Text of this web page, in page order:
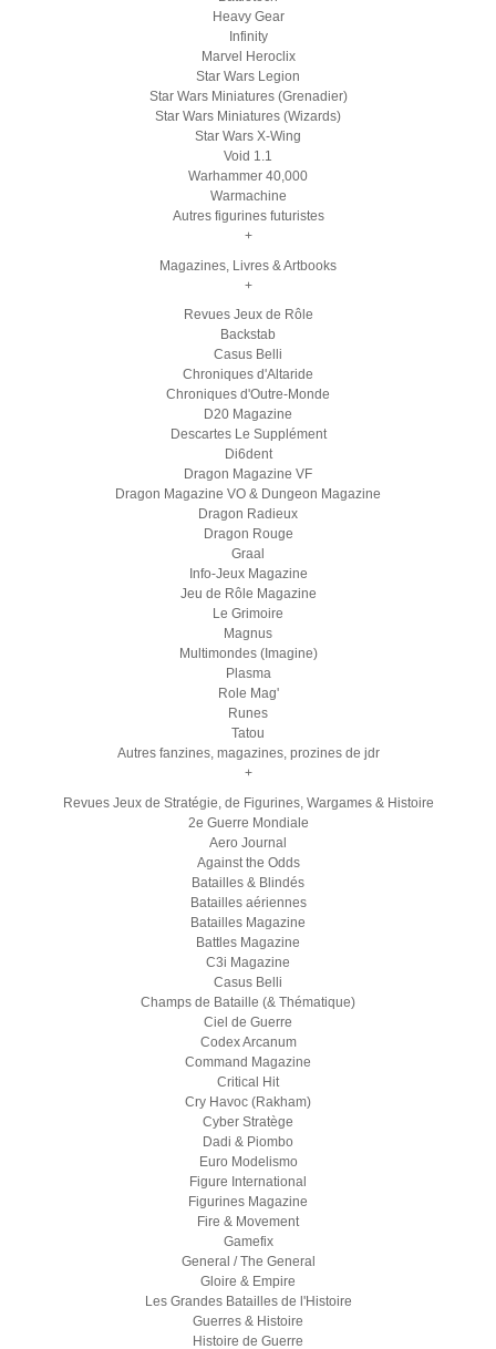
Heavy Gear
Infinity
Marvel Heroclix
Star Wars Legion
Star Wars Miniatures (Grenadier)
Star Wars Miniatures (Wizards)
Star Wars X-Wing
Void 1.1
Warhammer 40,000
Warmachine
Autres figurines futuristes
+
Magazines, Livres & Artbooks
+
Revues Jeux de Rôle
Backstab
Casus Belli
Chroniques d'Altaride
Chroniques d'Outre-Monde
D20 Magazine
Descartes Le Supplément
Di6dent
Dragon Magazine VF
Dragon Magazine VO & Dungeon Magazine
Dragon Radieux
Dragon Rouge
Graal
Info-Jeux Magazine
Jeu de Rôle Magazine
Le Grimoire
Magnus
Multimondes (Imagine)
Plasma
Role Mag'
Runes
Tatou
Autres fanzines, magazines, prozines de jdr
+
Revues Jeux de Stratégie, de Figurines, Wargames & Histoire
2e Guerre Mondiale
Aero Journal
Against the Odds
Batailles & Blindés
Batailles aériennes
Batailles Magazine
Battles Magazine
C3i Magazine
Casus Belli
Champs de Bataille (& Thématique)
Ciel de Guerre
Codex Arcanum
Command Magazine
Critical Hit
Cry Havoc (Rakham)
Cyber Stratège
Dadi & Piombo
Euro Modelismo
Figure International
Figurines Magazine
Fire & Movement
Gamefix
General / The General
Gloire & Empire
Les Grandes Batailles de l'Histoire
Guerres & Histoire
Histoire de Guerre